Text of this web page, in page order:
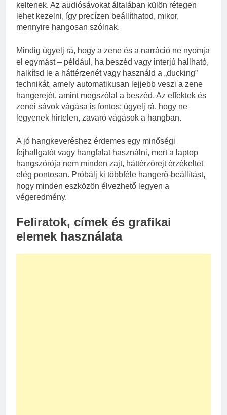
keltenek. Az audiósávokat általában külön rétegen
lehet kezelni, így precízen beállíthatod, mikor,
mennyire hangosan szólnak.
Mindig ügyelj rá, hogy a zene és a narráció ne nyomja
el egymást – például, ha beszéd vagy interjú hallható,
halkítsd le a háttérzenét vagy használd a „ducking”
technikát, amely automatikusan lejjebb veszi a zene
hangerejét, amint megszólal a beszéd. Az effektek és
zenei sávok vágása is fontos: ügyelj rá, hogy ne
legyenek hirtelen, zavaró vágások a hangban.
A jó hangkeveréshez érdemes egy minőségi
fejhallgatót vagy hangfalat használni, mert a laptop
hangszórója nem minden zajt, háttérzörejt érzékeltet
elég pontosan. Próbálj ki többféle hangerő-beállítást,
hogy minden eszközön élvezhető legyen a
végeredmény.
Feliratok, címek és grafikai
elemek használata